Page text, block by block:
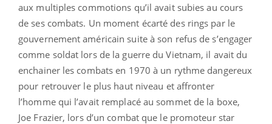
aux multiples commotions qu’il avait subies au cours
de ses combats. Un moment écarté des rings par le
gouvernement américain suite à son refus de s’engager
comme soldat lors de la guerre du Vietnam, il avait du
enchainer les combats en 1970 à un rythme dangereux
pour retrouver le plus haut niveau et affronter
l’homme qui l’avait remplacé au sommet de la boxe,
Joe Frazier, lors d’un combat que le promoteur star